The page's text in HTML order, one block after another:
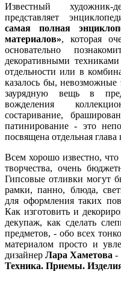
Известный художник-
представляет
самая полная
материалов», которая
основательно
декоративными
отдельности или в
казалось бы,
заурядную вещь в
вожделения
состаривание,
патинирование - это
посвящена отдельная глава
Всем хорошо известно,
творчества, очень
Гипсовые отливки могут
рамки, панно, блюда,
для оформления таких
Как изготовить и
декупаж, как сделать
предметов, - обо всех
материалом просто и
дизайнерЛара Хаметова -
Техника. Приемы.